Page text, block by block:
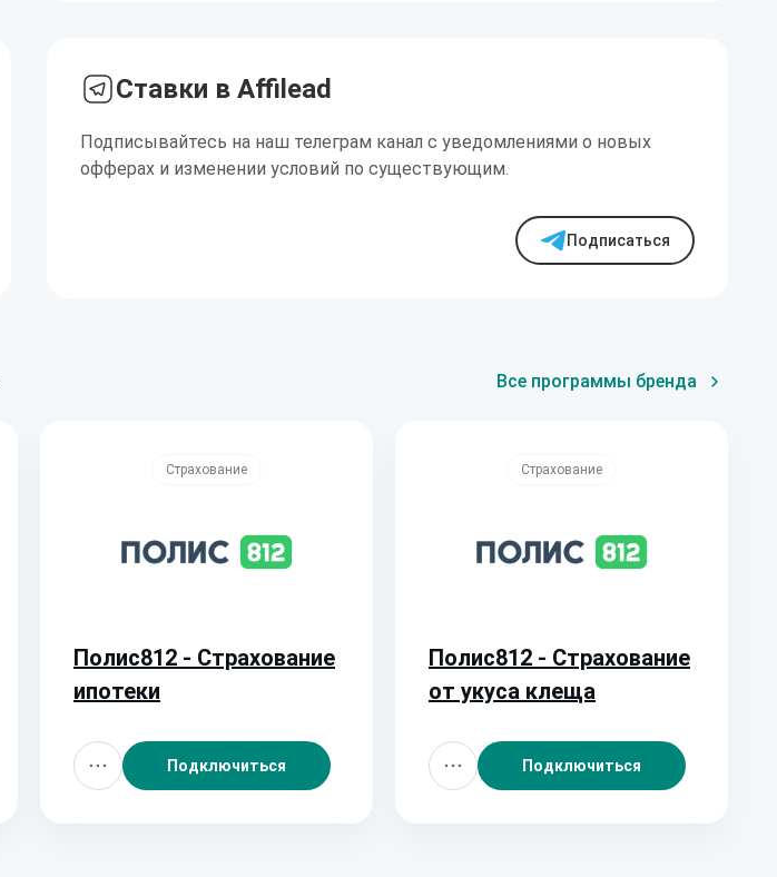
Ставки в Affilead
Подписывайтесь на наш телеграм канал с уведомлениями о новых
офферах и изменении условий по существующим.
Подписаться
Все программы бренда
Страхование
Полис812 - Страхование
ипотеки
Подключиться
Страхование
Полис812 - Страхование
от укуса клеща
Подключиться